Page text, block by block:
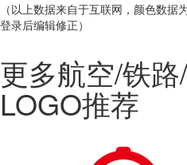
（以上数据来自于互联网，颜色数
登录后编辑修正）
更多航空/铁
LOGO推荐